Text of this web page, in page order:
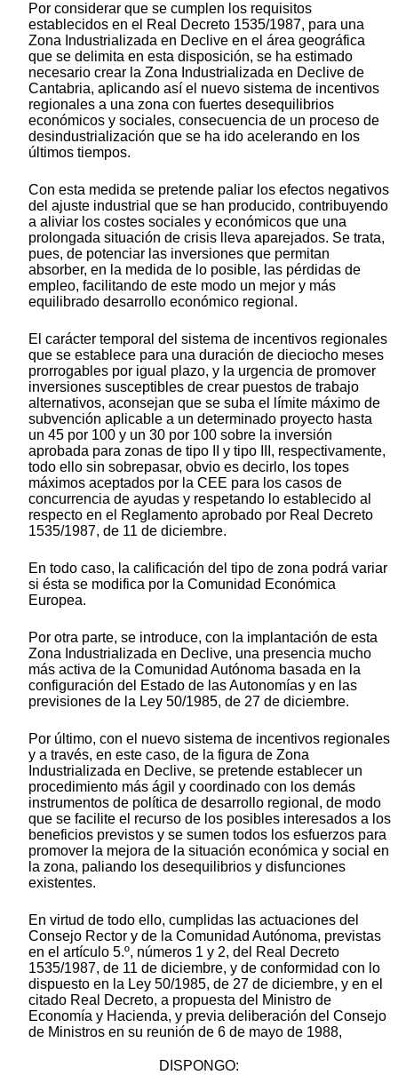
Por considerar que se cumplen los requisitos
establecidos en el Real Decreto 1535/1987, para una
Zona Industrializada en Declive en el área geográfica
que se delimita en esta disposición, se ha estimado
necesario crear la Zona Industrializada en Declive de
Cantabria, aplicando así el nuevo sistema de incentivos
regionales a una zona con fuertes desequilibrios
económicos y sociales, consecuencia de un proceso de
desindustrialización que se ha ido acelerando en los
últimos tiempos.
Con esta medida se pretende paliar los efectos negativos
del ajuste industrial que se han producido, contribuyendo
a aliviar los costes sociales y económicos que una
prolongada situación de crisis lleva aparejados. Se trata,
pues, de potenciar las inversiones que permitan
absorber, en la medida de lo posible, las pérdidas de
empleo, facilitando de este modo un mejor y más
equilibrado desarrollo económico regional.
El carácter temporal del sistema de incentivos regionales
que se establece para una duración de dieciocho meses
prorrogables por igual plazo, y la urgencia de promover
inversiones susceptibles de crear puestos de trabajo
alternativos, aconsejan que se suba el límite máximo de
subvención aplicable a un determinado proyecto hasta
un 45 por 100 y un 30 por 100 sobre la inversión
aprobada para zonas de tipo II y tipo III, respectivamente,
todo ello sin sobrepasar, obvio es decirlo, los topes
máximos aceptados por la CEE para los casos de
concurrencia de ayudas y respetando lo establecido al
respecto en el Reglamento aprobado por Real Decreto
1535/1987, de 11 de diciembre.
En todo caso, la calificación del tipo de zona podrá variar
si ésta se modifica por la Comunidad Económica
Europea.
Por otra parte, se introduce, con la implantación de esta
Zona Industrializada en Declive, una presencia mucho
más activa de la Comunidad Autónoma basada en la
configuración del Estado de las Autonomías y en las
previsiones de la Ley 50/1985, de 27 de diciembre.
Por último, con el nuevo sistema de incentivos regionales
y a través, en este caso, de la figura de Zona
Industrializada en Declive, se pretende establecer un
procedimiento más ágil y coordinado con los demás
instrumentos de política de desarrollo regional, de modo
que se facilite el recurso de los posibles interesados a los
beneficios previstos y se sumen todos los esfuerzos para
promover la mejora de la situación económica y social en
la zona, paliando los desequilibrios y disfunciones
existentes.
En virtud de todo ello, cumplidas las actuaciones del
Consejo Rector y de la Comunidad Autónoma, previstas
en el artículo 5.º, números 1 y 2, del Real Decreto
1535/1987, de 11 de diciembre, y de conformidad con lo
dispuesto en la Ley 50/1985, de 27 de diciembre, y en el
citado Real Decreto, a propuesta del Ministro de
Economía y Hacienda, y previa deliberación del Consejo
de Ministros en su reunión de 6 de mayo de 1988,
DISPONGO: